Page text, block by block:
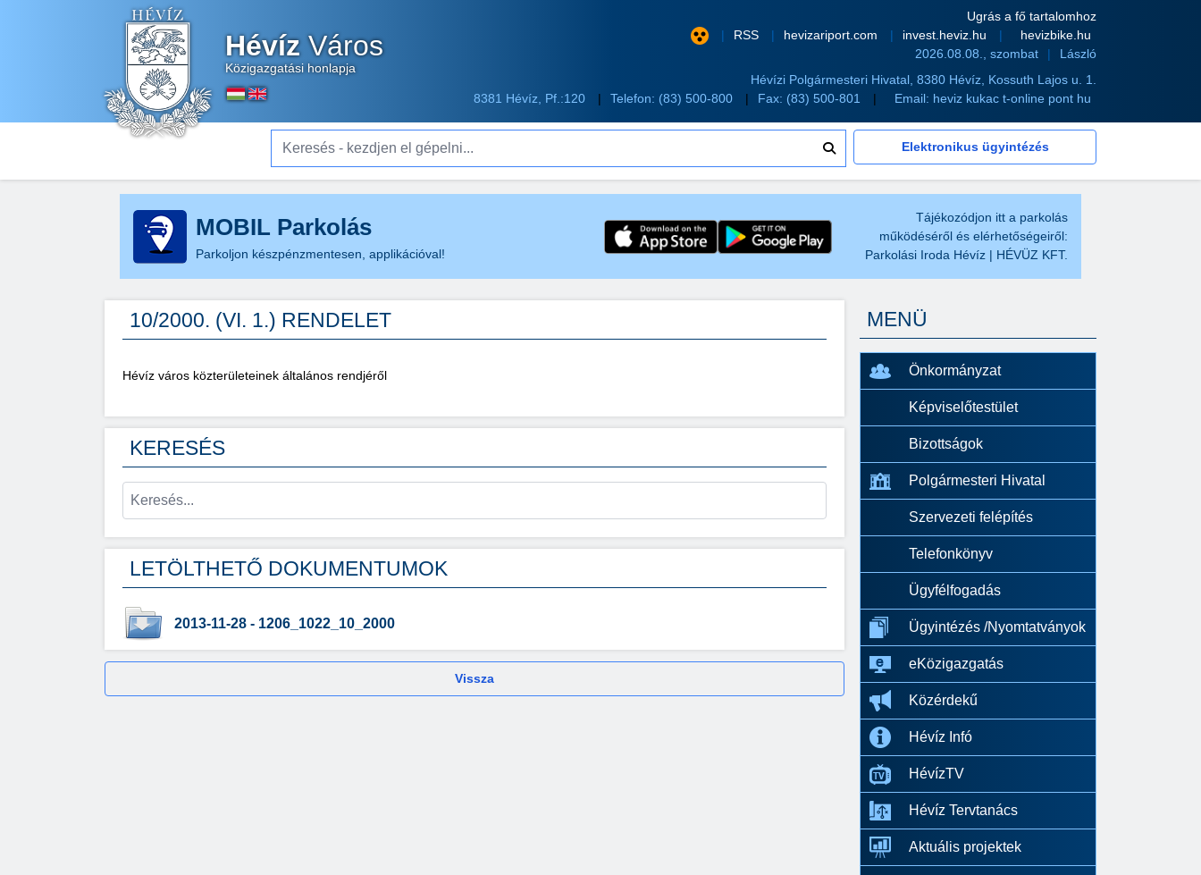
HévízVáros
Közigazgatási honlapja
Ugrás a fő tartalomhoz
RSS
hevizariport.com invest.heviz.hu
hevizbike.hu
2026.08.08., szombat
László
Hévízi Polgármesteri Hivatal, 8380 Hévíz, Kossuth Lajos u. 1.
8381 Hévíz, Pf.:120
Telefon: (83) 500-800 Fax: (83) 500-801 Email: heviz kukac t-online pont hu
Keresés - kezdjen el gépelni...
Elektronikus ügyintézés
MOBIL Parkolás
Parkoljon készpénzmentesen, applikációval!
Tájékozódjon itt a parkolás
működéséről és elérhetőségeiről:
Parkolási Iroda Hévíz | HÉVÜZ KFT.
10/2000. (VI. 1.) RENDELET
Hévíz város közterületeinek általános rendjéről
KERESÉS
LETÖLTHETŐ DOKUMENTUMOK
2013-11-28 - 1206_1022_10_2000
Vissza
MENÜ
Önkormányzat
Képviselőtestület
Bizottságok
Polgármesteri Hivatal
Szervezeti felépítés
Telefonkönyv
Ügyfélfogadás
Ügyintézés /Nyomtatványok
eKözigazgatás
Közérdekű
Hévíz Infó
HévízTV
Hévíz Tervtanács
Aktuális projektek